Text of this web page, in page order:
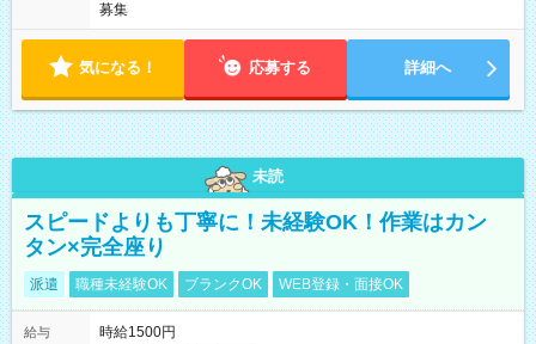
募集
気になる！ 応募する 詳細へ
未読
スピードよりも丁寧に！未経験OK！作業はカン
タン×完全座り
派遣 職種未経験OK ブランクOK WEB登録・面接OK
給与
時給1500円